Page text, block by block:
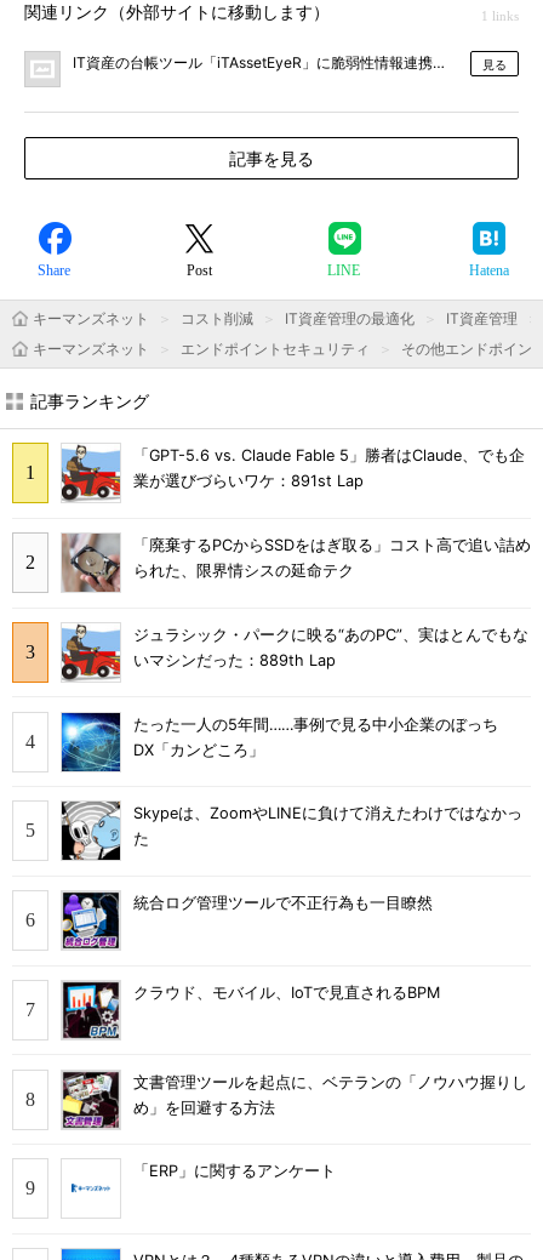
関連リンク（外部サイトに移動します） 1 links
IT資産の台帳ツール「iTAssetEyeR」に脆弱性情報連携・SBOM管理
見る
記事を見る
Share Post LINE Hatena
キーマンズネット コスト削減 IT資産管理の最適化
IT資産管理
キーマンズネット
エンドポイントセキュリティ その他エンドポイン
記事ランキング
「GPT-5.6 vs. Claude Fable 5」勝者はClaude、でも企
業が選びづらいワケ：891st Lap
「廃棄するPCからSSDをはぎ取る」コスト高で追い詰め
られた、限界情シスの延命テク
ジュラシック・パークに映る“あのPC”、実はとんでもな
いマシンだった：889th Lap
たった一人の5年間……事例で見る中小企業のぼっち
DX「カンどころ」
Skypeは、ZoomやLINEに負けて消えたわけではなかっ
た
統合ログ管理ツールで不正行為も一目瞭然
クラウド、モバイル、IoTで見直されるBPM
文書管理ツールを起点に、ベテランの「ノウハウ握りし
め」を回避する方法
「ERP」に関するアンケート